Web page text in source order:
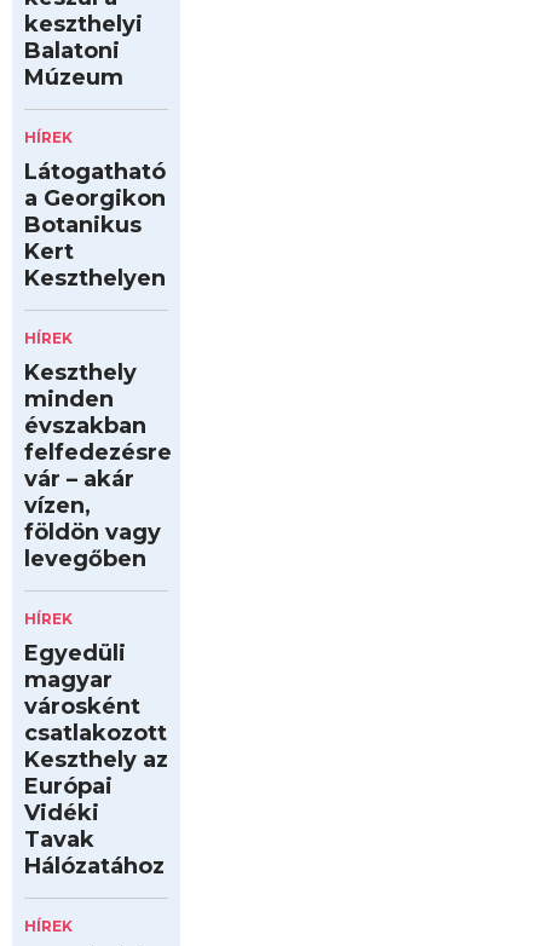
keszthelyi
Balatoni
Múzeum
HÍREK
Látogatható
a Georgikon
Botanikus
Kert
Keszthelyen
HÍREK
Keszthely
minden
évszakban
felfedezésre
vár – akár
vízen,
földön vagy
levegőben
HÍREK
Egyedüli
magyar
városként
csatlakozott
Keszthely az
Európai
Vidéki
Tavak
Hálózatához
HÍREK